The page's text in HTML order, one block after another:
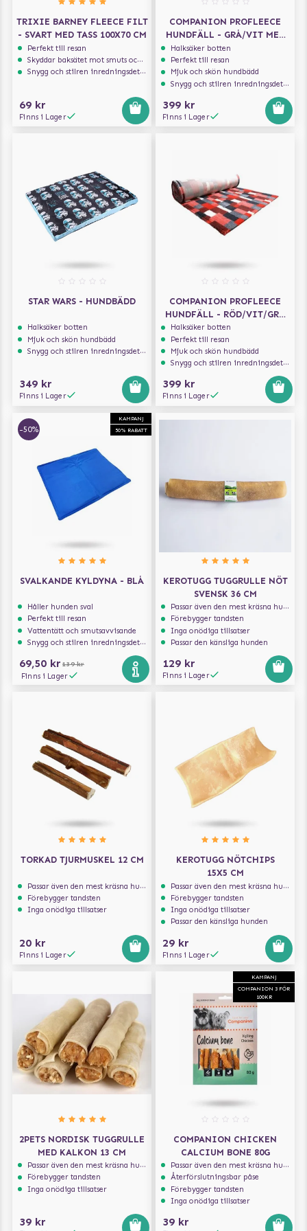
TRIXIE BARNEY FLEECE FILT
- SVART MED TASS 100X70 CM
Perfekt till resan
Skyddar baksätet mot smuts och päls
Snygg och stilren inredningsdetalj
69 kr
Finns i Lager
COMPANION PROFLEECE
HUNDFÄLL - GRÅ/VIT MED
TASSAR 100X75 CM
Halksäker botten
Perfekt till resan
Mjuk och skön hundbädd
Snygg och stilren inredningsdetalj
399 kr
Finns i Lager
STAR WARS - HUNDBÄDD
Halksäker botten
Mjuk och skön hundbädd
Snygg och stilren inredningsdetalj
349 kr
Finns i Lager
COMPANION PROFLEECE
HUNDFÄLL - RÖD/VIT/GRÅ
100X75 CM
Halksäker botten
Perfekt till resan
Mjuk och skön hundbädd
Snygg och stilren inredningsdetalj
399 kr
Finns i Lager
KAMPANJ
50% RABATT
-50%
SVALKANDE KYLDYNA - BLÅ
Håller hunden sval
Perfekt till resan
Vattentätt och smutsavvisande
Snygg och stilren inredningsdetalj
69,50 kr 139 kr
Finns i Lager
KEROTUGG TUGGRULLE NÖT
SVENSK 36 CM
Passar även den mest kräsna hunden
Förebygger tandsten
Inga onödiga tillsatser
Passar den känsliga hunden
129 kr
Finns i Lager
TORKAD TJURMUSKEL 12 CM
Passar även den mest kräsna hunden
Förebygger tandsten
Inga onödiga tillsatser
20 kr
Finns i Lager
KEROTUGG NÖTCHIPS
15X5 CM
Passar även den mest kräsna hunden
Förebygger tandsten
Inga onödiga tillsatser
Passar den känsliga hunden
29 kr
Finns i Lager
2PETS NORDISK TUGGRULLE
MED KALKON 13 CM
Passar även den mest kräsna hunden
Förebygger tandsten
Inga onödiga tillsatser
39 kr
KAMPANJ
COMPANION 3 FÖR
100KR
COMPANION CHICKEN
CALCIUM BONE 80G
Passar även den mest kräsna hunden
Återförslutningsbar påse
Förebygger tandsten
Inga onödiga tillsatser
39 kr